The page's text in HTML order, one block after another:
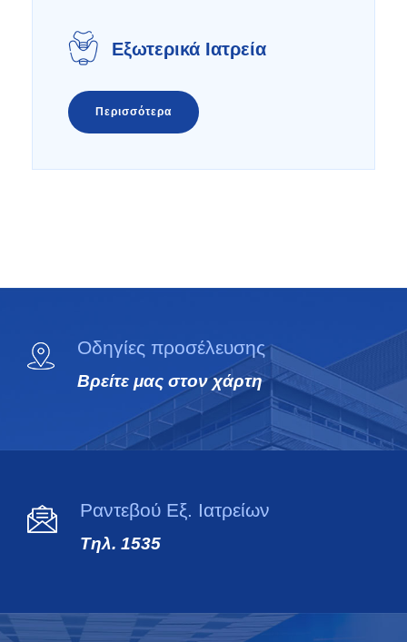
Εξωτερικά Ιατρεία
Περισσότερα
Οδηγίες προσέλευσης
Βρείτε μας στον χάρτη
Ραντεβού Εξ. Ιατρείων
Τηλ. 1535